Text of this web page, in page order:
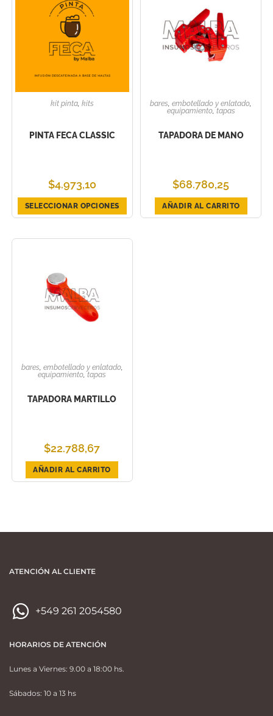
kit pinta, kits
PINTA FECA CLASSIC
$4.973,10
SELECCIONAR OPCIONES
bares,embotellado y enlatado,
equipamiento, tapas
TAPADORA DE MANO
$68.780,25
AÑADIR AL CARRITO
bares embotellado y enlatado,
equipamiento ,tapas
TAPADORA MARTILLO
$22.788,67
AÑADIR AL CARRITO
ATENCIÓN AL CLIENTE
+549 261 2054580
HORARIOS DE ATENCIÓN
Lunes a Viernes: 9.00 a 18:00 hs.
Sábados: 10 a 13 hs